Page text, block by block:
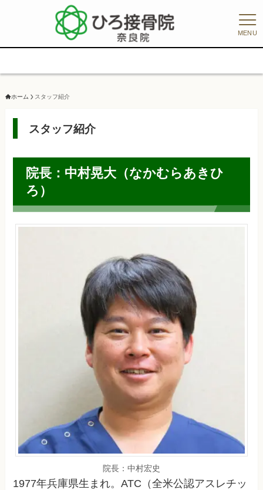
MENU
ホーム スタッフ紹介
スタッフ紹介
院長：中村晃大（なかむらあきひ
ろ）
院長：中村宏史
1977年兵庫県生まれ。ATC（全米公認アスレチッ